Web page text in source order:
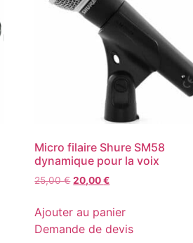
Micro filaire Shure SM58
dynamique pour la voix
25,00€ Le
initial
était :
25,00 €.
20,00€Le
actuel
est :
20,00 €.
Ajouter au panier
Demande de devis